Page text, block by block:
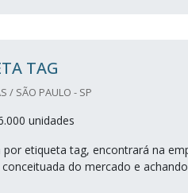
TAG
/ SÃO PAULO - SP
unidades
etiqueta tag, encontrará na
do mercado e